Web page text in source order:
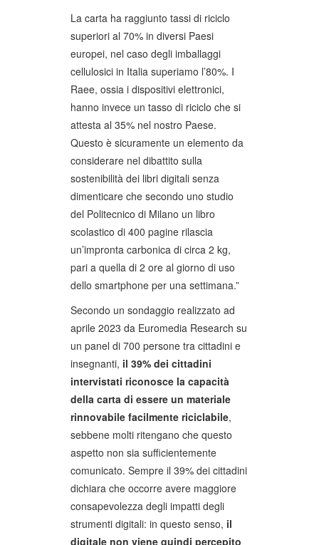
La carta ha raggiunto tassi di riciclo
superiori al 70% in diversi Paesi
europei, nel caso degli imballaggi
cellulosici in Italia superiamo l’80%. I
Raee, ossia i dispositivi elettronici,
hanno invece un tasso di riciclo che si
attesta al 35% nel nostro Paese.
Questo è sicuramente un elemento da
considerare nel dibattito sulla
sostenibilità dei libri digitali senza
dimenticare che secondo uno studio
del Politecnico di Milano un libro
scolastico di 400 pagine rilascia
un’impronta carbonica di circa 2 kg,
pari a quella di 2 ore al giorno di uso
dello smartphone per una settimana.”
Secondo un sondaggio realizzato ad
aprile 2023 da Euromedia Research su
un panel di 700 persone tra cittadini e
insegnanti, il 39% dei cittadini
intervistati riconosce la capacità
della carta di essere un materiale
rinnovabile facilmente riciclabile,
sebbene molti ritengano che questo
aspetto non sia sufficientemente
comunicato. Sempre il 39% dei cittadini
dichiara che occorre avere maggiore
consapevolezza degli impatti degli
strumenti digitali: in questo senso, il
digitale non viene quindi percepito